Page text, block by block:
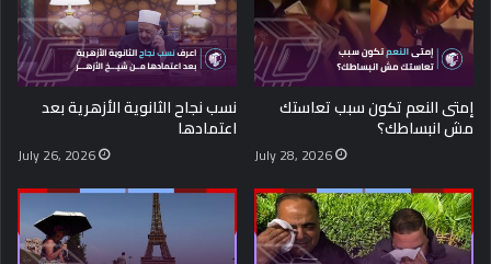
إمتى النعم تكون سبب تعاستك
مش انبساطك؟
July 28, 2026
نسب نجاح الثانوية الأزهرية بعد
اعتمادها
July 26, 2026